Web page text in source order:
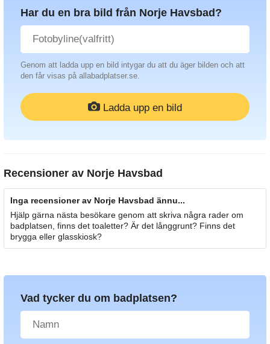
Har du en bra bild från Norje Havsbad?
Genom att ladda upp en bild intygar du att du äger bilden och att
den får visas på allabadplatser.se.
Ladda upp en bild
Recensioner av Norje Havsbad
Inga recensioner av Norje Havsbad ännu...
Hjälp gärna nästa besökare genom att skriva några rader om
badplatsen, finns det toaletter? Är det långgrunt? Finns det
brygga eller glasskiosk?
Vad tycker du om badplatsen?